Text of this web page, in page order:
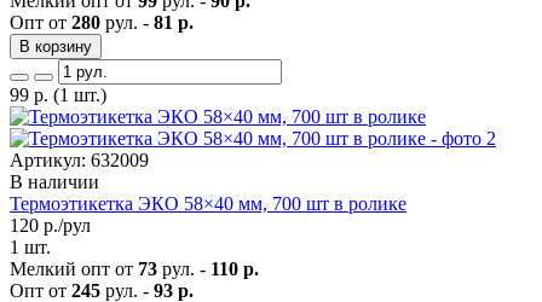
Опт от 280 рул. - 81 р.
В корзину
99 р. (1 шт.)
Артикул: 632009
В наличии
Термоэтикетка ЭКО 58×40 мм, 700 шт в ролике
120 р./рул
1 шт.
Мелкий опт от 73 рул. - 110 р.
Опт от 245 рул. - 93 р.